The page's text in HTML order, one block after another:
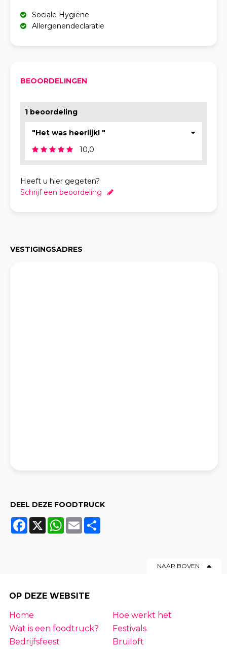
Sociale Hygiëne
Allergenendeclaratie
BEOORDELINGEN
1 beoordeling
"Het was heerlijk! "
10,0
Heeft u hier gegeten?
Schrijf een beoordeling
VESTIGINGSADRES
DEEL DEZE FOODTRUCK
Facebook
X WhatsApp
Email
NAAR BOVEN
OP DEZE WEBSITE
Home
Hoe werkt het
Wat is een foodtruck?
Festivals
Bedrijfsfeest
Bruiloft